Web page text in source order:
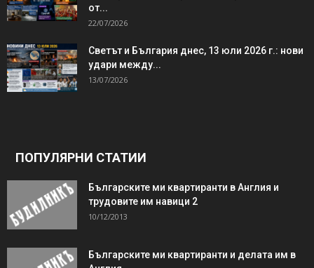
от...
22/07/2026
Светът и България днес, 13 юли 2026 г.: нови
удари между...
13/07/2026
ПОПУЛЯРНИ СТАТИИ
Българските ми квартиранти в Англия и
трудовите им навици 2
10/12/2013
Българските ми квартиранти и делата им в